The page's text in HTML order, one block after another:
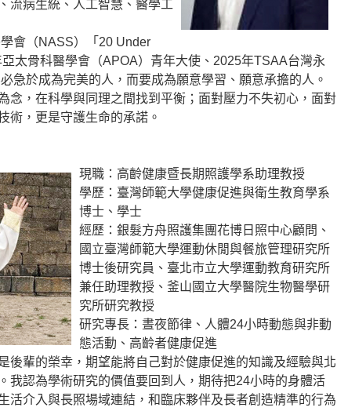
流病生統、人工智慧、醫學工
會（NASS）「20 Under
太骨科醫學會（APOA）青年大使、2025年TSAA台灣永
急於成為完美的人，而要成為願意學習、願意承擔的人。
念，在科學與同理之間找到平衡；面對壓力不失初心，面對
術，更是守護生命的承諾。
現職：高齡健康暨長期照護學系助理教授
學歷：臺灣師範大學健康促進與衛生教育學系
博士、學士
經歷：銀髮方舟照護集團花博日照中心顧問、
國立臺灣師範大學運動休閒與餐旅管理研究所
博士後研究員、臺北市立大學運動教育研究所
兼任助理教授、釜山國立大學醫院生物醫學研
究所研究教授
研究專長：晝夜節律、人體24小時動態與非動
態活動、高齡者健康促進
後輩的榮幸，期望能將自己對於健康促進的知識及經驗與北
我認為學術研究的價值要回到人，期待把24小時的身體活
活介入與長照場域連結，和臨床夥伴及長者創造精準的行為